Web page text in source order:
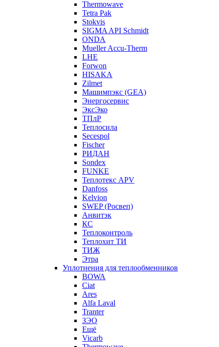
Thermowave
Tetra Pak
Stokvis
SIGMA API Schmidt
ONDA
Mueller Accu-Therm
LHE
Forwon
HISAKA
Zilmet
Машимпэкс (GEA)
Энергосервис
ЭксЭко
ТПлР
Теплосила
Secespol
Fischer
РИДАН
Sondex
FUNKE
Теплотекс APV
Danfoss
Kelvion
SWEP (Росвеп)
Анвитэк
КС
Теплоконтроль
Теплохит ТИ
ТИЖ
Этра
Уплотнения для теплообменников
BOWA
Ciat
Ares
Alfa Laval
Tranter
ЗЭО
Ещё
Vicarb